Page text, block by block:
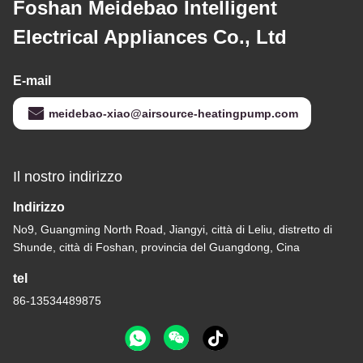
Foshan Meidebao Intelligent
Electrical Appliances Co., Ltd
E-mail
meidebao-xiao@airsource-heatingpump.com
Il nostro indirizzo
Indirizzo
No9, Guangming North Road, Jiangyi, città di Leliu, distretto di
Shunde, città di Foshan, provincia del Guangdong, Cina
tel
86-13534489875